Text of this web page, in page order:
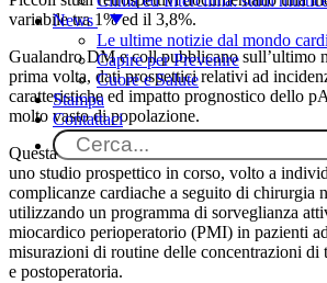
News
Le ultime notizie dal mondo
Capire per Prevenire
Cuore e Salute
Stampa
Contattaci
variabile tra 1% ed il 3,8%.
Gualandro DM e coll pubblicano sull’ultimo
prima volta, dati prospettici relativi ad
caratteristiche ed impatto prognostico dello
molto vasto di popolazione.
Questa è un’analisi secondaria all’interno
uno studio prospettico in corso, volto a
complicanze cardiache a seguito di chirurgia
utilizzando un programma di sorveglianza
miocardico perioperatorio (PMI) in pazienti
misurazioni di routine delle concentrazioni di
e postoperatoria.